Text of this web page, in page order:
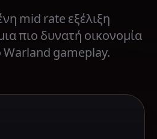
mid rate εξέλιξη
πιο δυνατή οικονομία
Warland gameplay.